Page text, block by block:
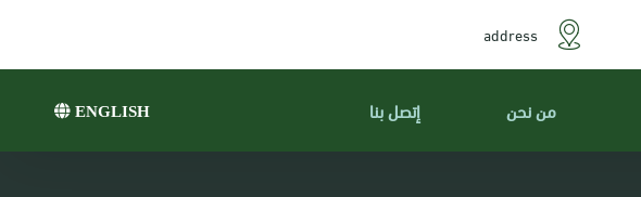
address
من نحن إتصل بنا ENGLISH